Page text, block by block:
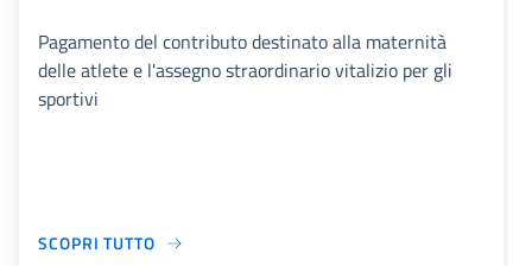
Pagamento del contributo destinato alla maternità
delle atlete e l'assegno straordinario vitalizio per gli
sportivi
SCOPRI TUTTO